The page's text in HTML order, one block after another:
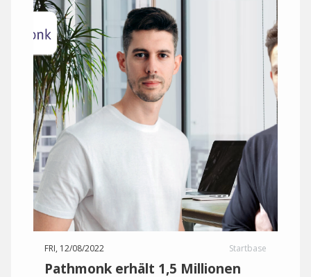
FRI, 12/08/2022 Startbase
Pathmonk erhält 1,5 Millionen